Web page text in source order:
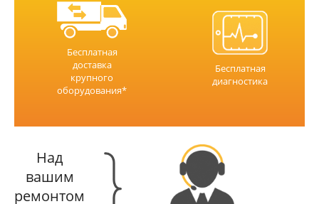
Бесплатная
доставка
крупного
оборудования*
Бесплатная
диагностика
Над
вашим
ремонтом